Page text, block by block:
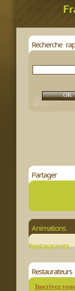
Recherche
Partager
Animations
Restaurants
Restaurateurs
Inscrivez vous